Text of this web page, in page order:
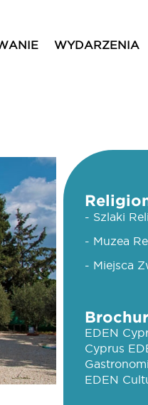
WYDARZENIA
- Szlaki
- Muzea
- Miejsca
EDEN
Cyprus
EDEN